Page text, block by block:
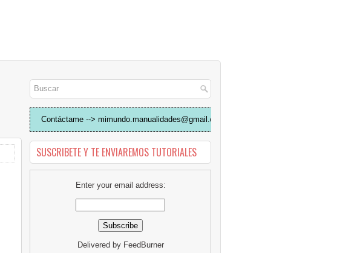
Contáctame --> mimundo.manualidades@gmail.com
SUSCRIBETE Y TE ENVIAREMOS TUTORIALES
Enter your email address:
Delivered by FeedBurner